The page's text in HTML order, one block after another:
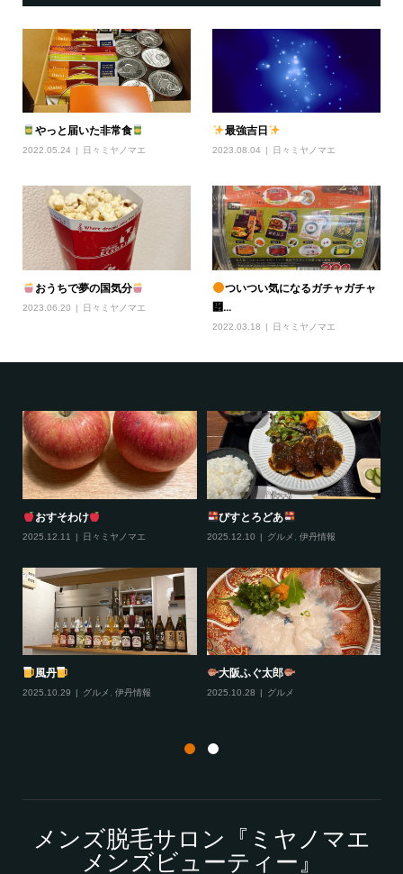
やっと届いた非常食
2022.05.24 日々ミヤノマエ
最強吉日
2023.08.04 日々ミヤノマエ
おうちで夢の国気分
2023.06.20 日々ミヤノマエ
ついつい気になるガチャガチャ
὾...
2022.03.18 日々ミヤノマエ
おすそわけ
2025.12.11 日々ミヤノマエ
びすとろどあ
2025.12.10 グルメ 伊丹情報
風丹
2025.10.29 グルメ 伊丹情報
大阪ふぐ太郎
2025.10.28 グルメ
メンズ脱毛サロン『ミヤノマエ
メンズビューティー』